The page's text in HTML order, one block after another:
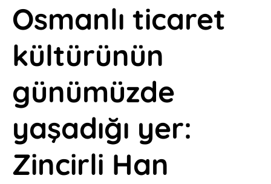
Osmanlı ticaret
kültürünün
günümüzde
yaşadığı yer:
Zincirli Han